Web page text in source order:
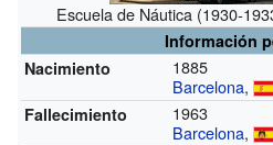
Escuela de Náutica (1930-
Información
Nacimiento
1885
Barcelona,
Fallecimiento
1963
Barcelona,